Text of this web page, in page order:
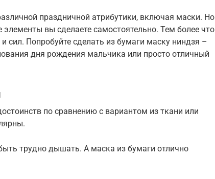
праздничной атрибутики, включая маски. Но
элементы вы сделаете самостоятельно. Тем более что
сил. Попробуйте сделать из бумаги маску ниндзя –
дня рождения мальчика или просто отличный
по сравнению с вариантом из ткани или
трудно дышать. А маска из бумаги отлично